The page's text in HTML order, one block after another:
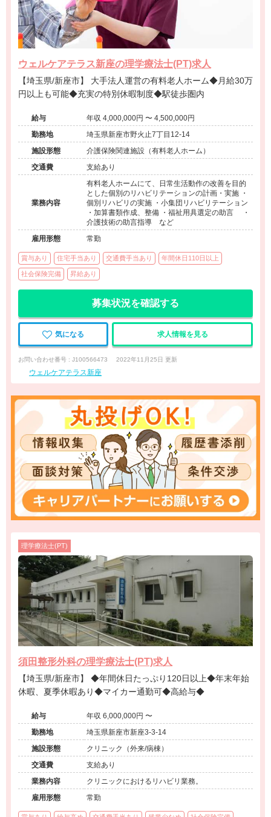
ウェルケアテラス新座の理学療法士(PT)求人
【埼玉県/新座市】 大手法人運営の有料老人ホーム◆月給30万
円以上も可能◆充実の特別休暇制度◆駅徒歩圏内
給与
年収 4,000,000円 〜 4,500,000円
勤務地
埼玉県新座市野火止7丁目12-14
施設形態
介護保険関連施設（有料老人ホーム）
交通費
支給あり
業務内容
有料老人ホームにて、日常生活動作の改善を目的
とした個別のリハビリテーションの計画・実施 ・
個別リハビリの実施 ・小集団リハビリテーション
・加算書類作成、整備 ・福祉用具選定の助言 ・
介護技術の助言指導 など
雇用形態
常勤
賞与あり 住宅手当あり 交通費手当あり 年間休日110日以上
社会保険完備 昇給あり
募集状況を確認する
気になる 求人情報を見る
お問い合わせ番号 : J100566473 2022年11月25日 更新
ウェルケアテラス新座
理学療法士(PT)
須田整形外科の理学療法士(PT)求人
【埼玉県/新座市】 ◆年間休日たっぷり120日以上◆年末年始
休暇、夏季休暇あり◆マイカー通勤可◆高給与◆
給与
年収 6,000,000円 〜
勤務地
埼玉県新座市新座3-3-14
施設形態
クリニック（外来/病棟）
交通費
支給あり
業務内容
クリニックにおけるリハビリ業務。
雇用形態
常勤